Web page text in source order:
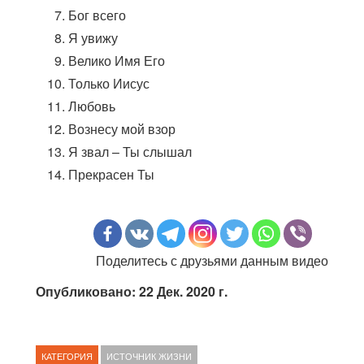
Бог всего
Я увижу
Велико Имя Его
Только Иисус
Любовь
Вознесу мой взор
Я звал – Ты слышал
Прекрасен Ты
Поделитесь с друзьями данным видео
Опубликовано: 22 Дек. 2020 г.
КАТЕГОРИЯ ИСТОЧНИК ЖИЗНИ